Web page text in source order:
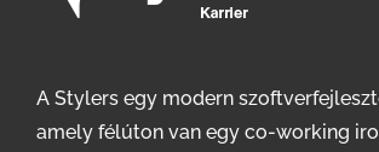
A Stylers egy modern
amely félúton van egy co-working